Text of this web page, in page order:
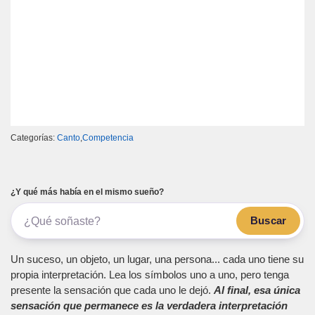
Categorías: Canto,Competencia
¿Y qué más había en el mismo sueño?
Buscar
Un suceso, un objeto, un lugar, una persona... cada uno tiene su
propia interpretación. Lea los símbolos uno a uno, pero tenga
presente la sensación que cada uno le dejó. Al final, esa única
sensación que permanece es la verdadera interpretación